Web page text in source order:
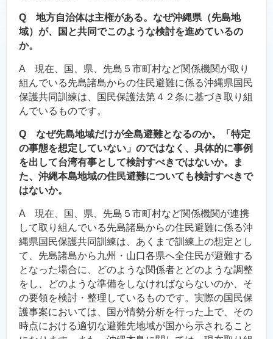
Q 地方自治体は主権がある。なぜ沖縄県（先島地
域）が、国と共同でこのような検討を進めているの
か。
A 現在、国、県、先島５市町村など関係機関が取り
組んでいる先島諸島からの住民避難に係る沖縄県国民
保護共同訓練は、国民保護法第４２条に基づき取り組
んでいるものです。
Q なぜ先島地域だけが全島避難となるのか。「特定
の事態を想定していない」のではなく、具体的に事例
を出して台湾有事として検討すべきではないか。ま
た、沖縄本島地域の住民避難についても検討すべきで
はないか。
A 現在、国、県、先島５市町村など関係機関が連携
して取り組んでいる先島諸島からの住民避難に係る沖
縄県国民保護共同訓練は、あくまで訓練上の想定とし
て、先島諸島から九州・山口各県へ全住民が避難する
となった場合に、どのような関係者とどのような調整
をし、どのような準備をしなければならないのか、そ
の要領を検討・整理しているものです。実際の国民保
護事案においては、国が情勢分析を行った上で、その
時点における適切な避難先地域が国から示されること